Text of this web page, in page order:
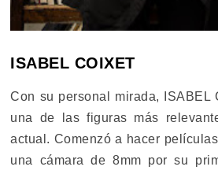
ISABEL COIXET
Con su personal mirada, ISABEL
una de las figuras más
actual. Comenzó a hacer
una cámara de 8mm por su